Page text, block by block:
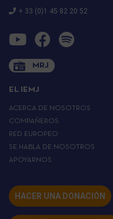
+ 33 (0)1 45 82 20 52
MRJ
EL IEMJ
ACERCA DE NOSOTROS
COMPAÑEROS
RED EUROPEO
SE HABLA DE NOSOTROS
APOYARNOS
HACER UNA DONACIÓN